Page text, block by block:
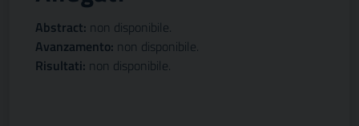
Abstract: non disponibile.
Avanzamento: non disponibile.
Risultati: non disponibile.